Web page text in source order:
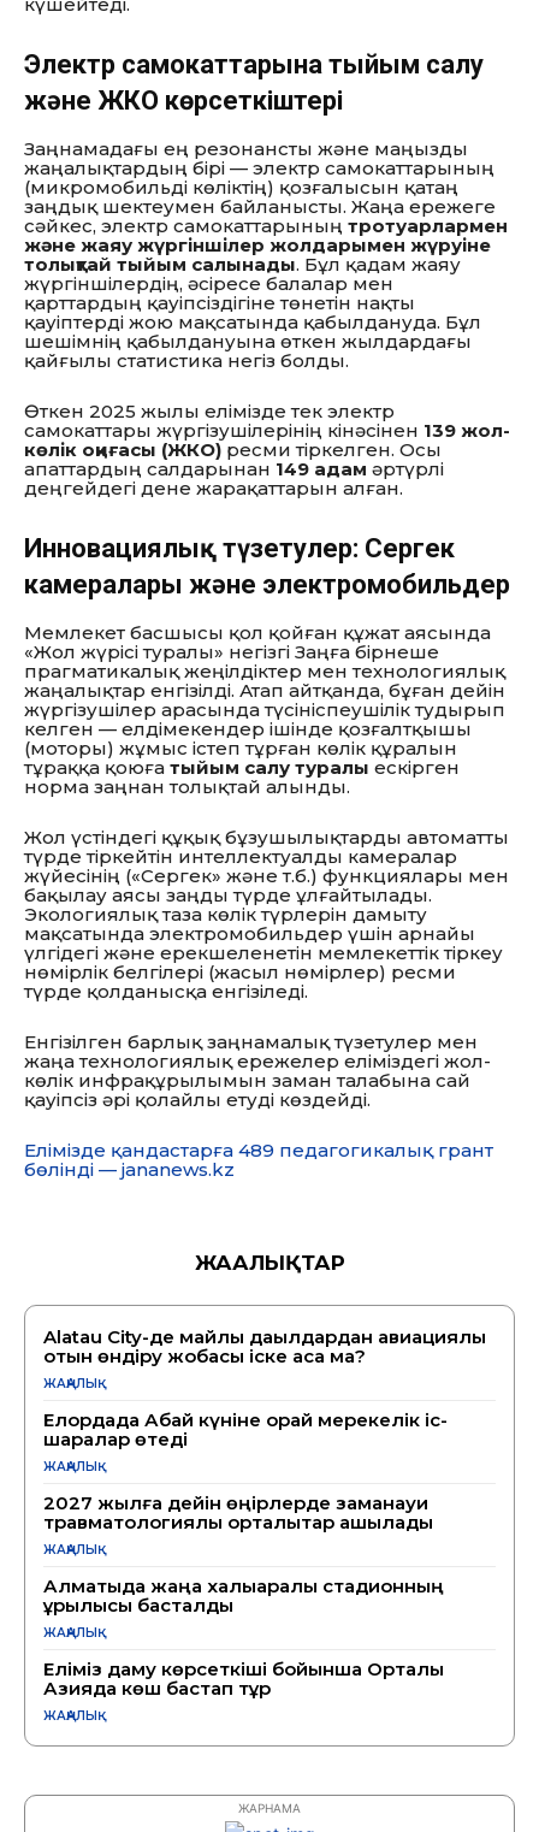
Электр самокаттарына тыйым салу
және ЖКО көрсеткіштері
Заңнамадағы ең резонансты және маңызды
жаңалықтардың бірі — электр самокаттарының
(микромобильді көліктің) қозғалысын қатаң
заңдық шектеумен байланысты. Жаңа ережеге
сәйкес, электр самокаттарының тротуарлармен
және жаяу жүргіншілер жолдарымен жүруіне
толықтай тыйым салынады. Бұл қадам жаяу
жүргіншілердің, әсіресе балалар мен
қарттардың қауіпсіздігіне төнетін нақты
қауіптерді жою мақсатында қабылдануда. Бұл
шешімнің қабылдануына өткен жылдардағы
қайғылы статистика негіз болды.
Өткен 2025 жылы елімізде тек электр
самокаттары жүргізушілерінің кінәсінен 139 жол-
көлік оқиғасы (ЖКО) ресми тіркелген. Осы
апаттардың салдарынан 149 адам әртүрлі
деңгейдегі дене жарақаттарын алған.
Инновациялық түзетулер: Сергек
камералары және электромобильдер
Мемлекет басшысы қол қойған құжат аясында
«Жол жүрісі туралы» негізгі Заңға бірнеше
прагматикалық жеңілдіктер мен технологиялық
жаңалықтар енгізілді. Атап айтқанда, бұған дейін
жүргізушілер арасында түсініспеушілік тудырып
келген — елдімекендер ішінде қозғалтқышы
(моторы) жұмыс істеп тұрған көлік құралын
тұраққа қоюға тыйым салу туралы ескірген
норма заңнан толықтай алынды.
Жол үстіндегі құқық бұзушылықтарды автоматты
түрде тіркейтін интеллектуалды камералар
жүйесінің («Сергек» және т.б.) функциялары мен
бақылау аясы заңды түрде ұлғайтылады.
Экологиялық таза көлік түрлерін дамыту
мақсатында электромобильдер үшін арнайы
үлгідегі және ерекшеленетін мемлекеттік тіркеу
нөмірлік белгілері (жасыл нөмірлер) ресми
түрде қолданысқа енгізіледі.
Енгізілген барлық заңнамалық түзетулер мен
жаңа технологиялық ережелер еліміздегі жол-
көлік инфрақұрылымын заман талабына сай
қауіпсіз әрі қолайлы етуді көздейді.
Елімізде қандастарға 489 педагогикалық грант
бөлінді — jananews.kz
ЖАҢАЛЫҚТАР
Alatau City-де майлы дақылдардан авиациялық
отын өндіру жобасы іске аса ма?
ЖАҢАЛЫҚ
Елордада Абай күніне орай мерекелік іс-
шаралар өтеді
ЖАҢАЛЫҚ
2027 жылға дейін өңірлерде заманауи
травматологиялық орталықтар ашылады
ЖАҢАЛЫҚ
Алматыда жаңа халықаралық стадионның
құрылысы басталды
ЖАҢАЛЫҚ
Еліміз даму көрсеткіші бойынша Орталық
Азияда көш бастап тұр
ЖАҢАЛЫҚ
ЖАРНАМА